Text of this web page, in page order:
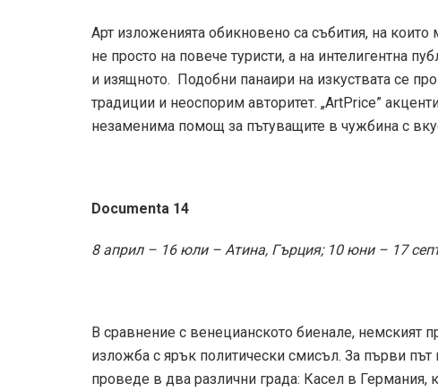
Арт изложенията обикновено са събития, на които
не просто на повече туристи, а на интелигентна
и изящното. Подобни панаири на изкуствата се
традиции и неоспорим авторитет. „ArtPrice”
незаменима помощ за пътуващите в чужбина с
Documenta 14
8 април – 16 юли – Атина, Гърция; 10 юни – 17
В сравнение с венецианското биенале, немският
изложба с ярък политически смисъл. За първи
проведе в два различни града: Касел в Германия,